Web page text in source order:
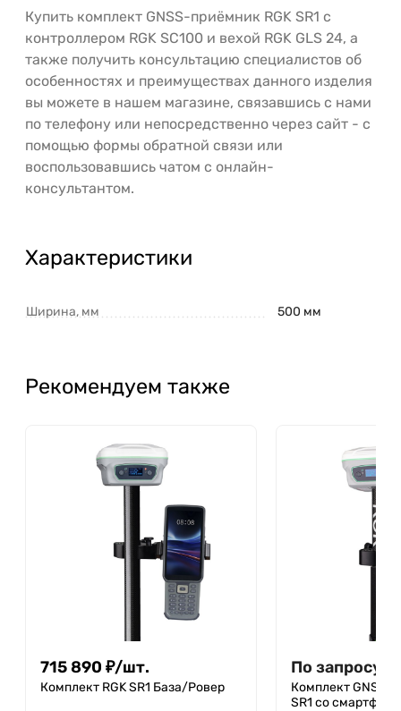
Купить комплект GNSS-приёмник RGK SR1 с
контроллером RGK SC100 и вехой RGK GLS 24, а
также получить консультацию специалистов об
особенностях и преимуществах данного изделия
вы можете в нашем магазине, связавшись с нами
по телефону или непосредственно через сайт - с
помощью формы обратной связи или
воспользовавшись чатом с онлайн-
консультантом.
Характеристики
Ширина, мм 500 мм
Рекомендуем также
715 890 ₽/шт.
Комплект RGK SR1 База/Ровер
По запросу
Комплект GNSS-
SR1 со